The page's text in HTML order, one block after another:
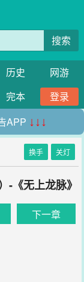
搜索
历史
网游
完本
登录
APP ↓↓↓
换手 关灯
-《无上龙脉》
下一章